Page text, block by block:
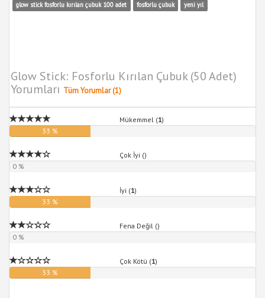
glow stick fosforlu kırılan çubuk 100 adet fosforlu çubuk yeni yıl
Glow Stick: Fosforlu Kırılan Çubuk (50 Adet)
Yorumları Tüm Yorumlar (1)
Mükemmel (1)
33 %
Çok İyi ()
0 %
İyi (1)
33 %
Fena Değil ()
0 %
Çok Kötü (1)
33 %